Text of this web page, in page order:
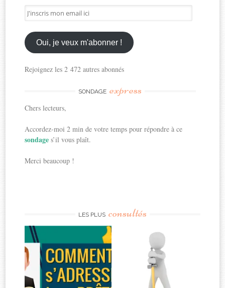
J'inscris
mon
email
ici
Oui, je veux m'abonner !
Rejoignez les 2 472 autres abonnés
SONDAGE express
Chers lecteurs,
Accordez-moi 2 min de votre temps pour répondre à ce
sondages’il vous plaît.
Merci beaucoup !
LES PLUS consultés